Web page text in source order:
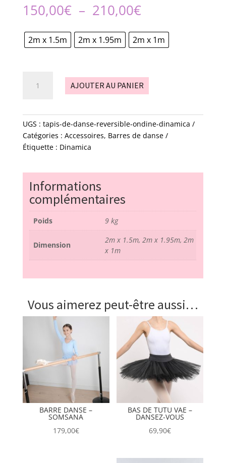
150,00€ – 210,00€Plage
de
prix :
150,00€
2m x 1.5m 2m x 1.95m 2m x 1m
danse
réversible
-
Dinamica
AJOUTER AU PANIER
UGS : tapis-de-danse-reversible-ondine-dinamica
Catégories : Accessoires, Barres de danse
Étiquette : Dinamica
Informations
complémentaires
Poids 9 kg
Dimension
2m x 1.5m, 2m x 1.95m, 2m
x 1m
Vous aimerez peut-être aussi…
BARRE DANSE –
SOMSANA
179,00€
BAS DE TUTU VAE –
DANSEZ-VOUS
69,90€